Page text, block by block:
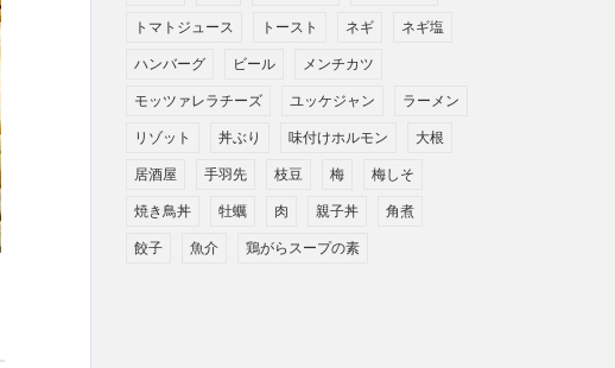
トマトジュース トースト ネギ ネギ塩
ハンバーグ ビール メンチカツ
モッツァレラチーズ ユッケジャン ラーメン
リゾット 丼ぶり 味付けホルモン 大根
居酒屋 手羽先 枝豆 梅 梅しそ
焼き鳥丼 牡蠣 肉 親子丼 角煮
餃子 魚介 鶏がらスープの素